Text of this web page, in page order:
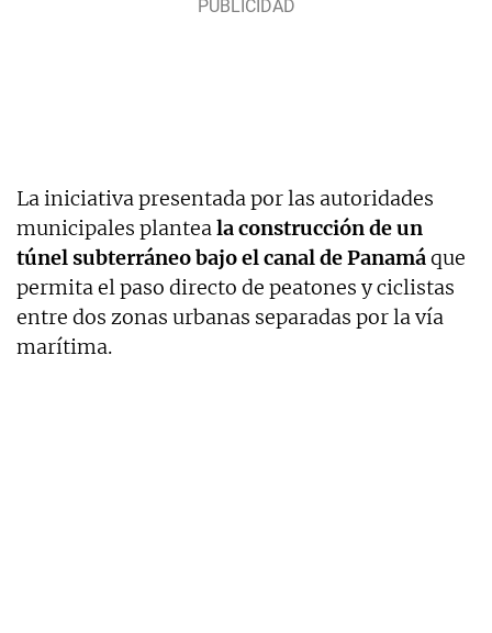
La iniciativa presentada por las autoridades
municipales planteala construcción de un
túnel subterráneo bajo el canal de Panamáque
permita el paso directo de peatones y ciclistas
entre dos zonas urbanas separadas por la vía
marítima.